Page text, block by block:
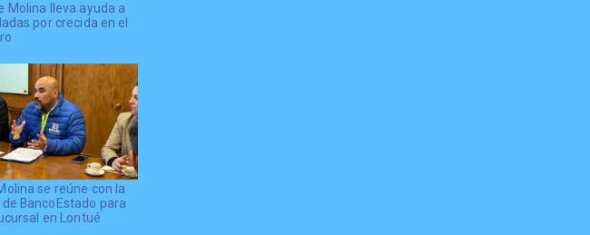
Molina lleva ayuda a
por crecida en el
se reúne con la
BancoEstado para
en Lontué